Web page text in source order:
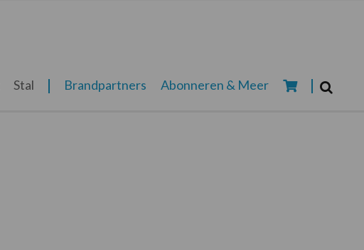
Stal Brandpartners Abonneren & Meer